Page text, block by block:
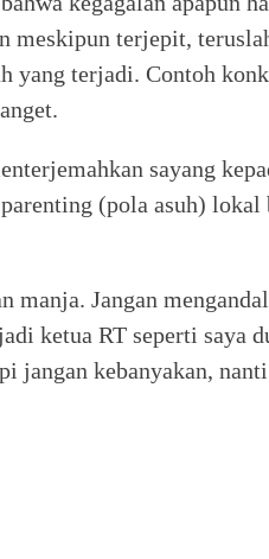
meskipun terjepit,
yang terjadi. Contoh
sayang
(pola asuh)
manja. Jangan
ketua RT seperti saya
jangan kebanyakan,